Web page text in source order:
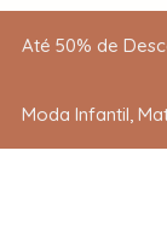
Até 50% de
Moda Infantil,